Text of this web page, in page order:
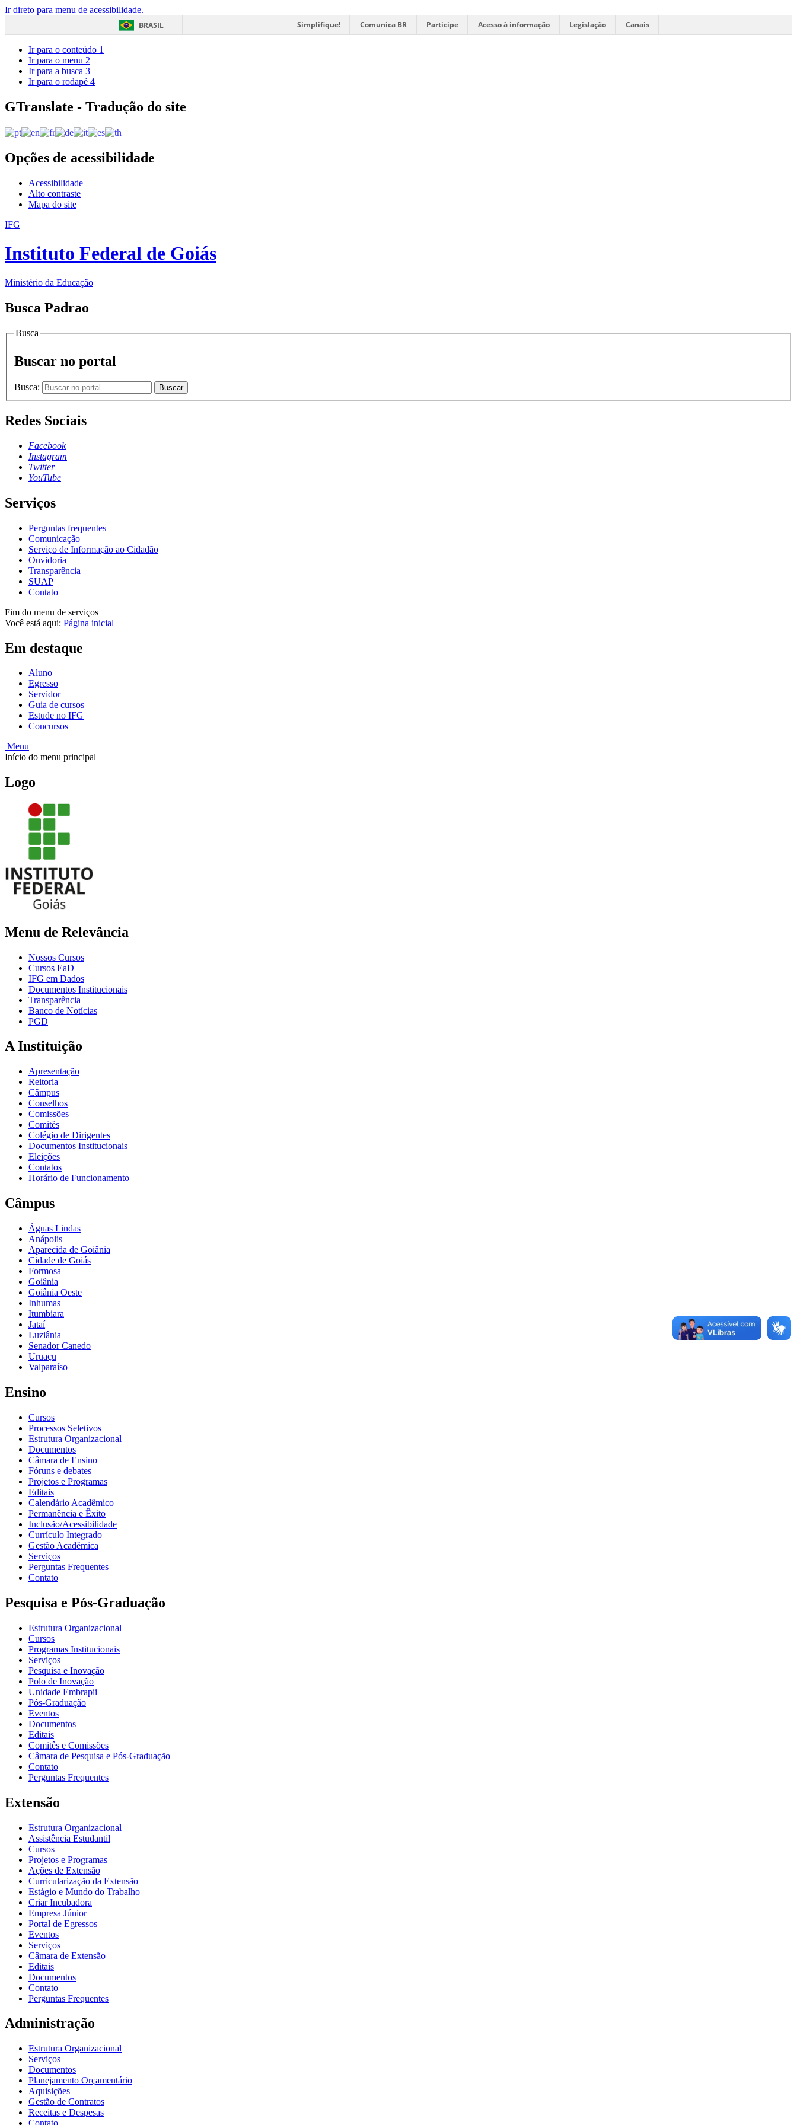
Ir direto para menu de acessibilidade.
BRASIL
Simplifique! Comunica BR Participe Acesso à informação Legislação Canais
Ir para o conteúdo 1
Ir para o menu 2
Ir para a busca 3
Ir para o rodapé 4
GTranslate - Tradução do site
Opções de acessibilidade
Acessibilidade
Alto contraste
Mapa do site
IFG
Instituto Federal de Goiás
Ministério da Educação
Busca Padrao
Busca
Buscar no portal
Busca: Buscar
Redes Sociais
Facebook
Instagram
Twitter
YouTube
Serviços
Perguntas frequentes
Comunicação
Serviço de Informação ao Cidadão
Ouvidoria
Transparência
SUAP
Contato
Fim do menu de serviços
Você está aqui: Página inicial
Em destaque
Aluno
Egresso
Servidor
Guia de cursos
Estude no IFG
Concursos
Menu
Início do menu principal
Logo
Menu de Relevância
Nossos Cursos
Cursos EaD
IFG em Dados
Documentos Institucionais
Transparência
Banco de Notícias
PGD
A Instituição
Apresentação
Reitoria
Câmpus
Conselhos
Comissões
Comitês
Colégio de Dirigentes
Documentos Institucionais
Eleições
Contatos
Horário de Funcionamento
Câmpus
Águas Lindas
Anápolis
Aparecida de Goiânia
Cidade de Goiás
Formosa
Goiânia
Goiânia Oeste
Inhumas
Itumbiara
Jataí
Luziânia
Senador Canedo
Uruaçu
Valparaíso
Ensino
Cursos
Processos Seletivos
Estrutura Organizacional
Documentos
Câmara de Ensino
Fóruns e debates
Projetos e Programas
Editais
Calendário Acadêmico
Permanência e Êxito
Inclusão/Acessibilidade
Currículo Integrado
Gestão Acadêmica
Serviços
Perguntas Frequentes
Contato
Pesquisa e Pós-Graduação
Estrutura Organizacional
Cursos
Programas Institucionais
Serviços
Pesquisa e Inovação
Polo de Inovação
Unidade Embrapii
Pós-Graduação
Eventos
Documentos
Editais
Comitês e Comissões
Câmara de Pesquisa e Pós-Graduação
Contato
Perguntas Frequentes
Extensão
Estrutura Organizacional
Assistência Estudantil
Cursos
Projetos e Programas
Ações de Extensão
Curricularização da Extensão
Estágio e Mundo do Trabalho
Criar Incubadora
Empresa Júnior
Portal de Egressos
Eventos
Serviços
Câmara de Extensão
Editais
Documentos
Contato
Perguntas Frequentes
Administração
Estrutura Organizacional
Serviços
Documentos
Planejamento Orçamentário
Aquisições
Gestão de Contratos
Receitas e Despesas